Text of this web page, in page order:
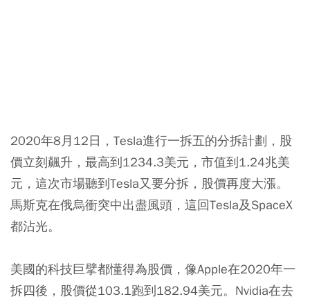
2020年8月12日，Tesla進行一拆五的分拆計劃，股
價立刻飆升，最高到1234.3美元，市值到1.24兆美
元，這次市場聽到Tesla又要分拆，股價再度大漲。
馬斯克在俄烏衝突中出盡風頭，這回Tesla及SpaceX
都沾光。
美國的科技巨擘都懂得為股價，像Apple在2020年一
拆四後，股價從103.1跑到182.94美元。Nvidia在去